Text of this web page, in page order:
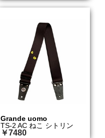
Grande uomo
TS-2 AC ねこ シトリン
￥7480